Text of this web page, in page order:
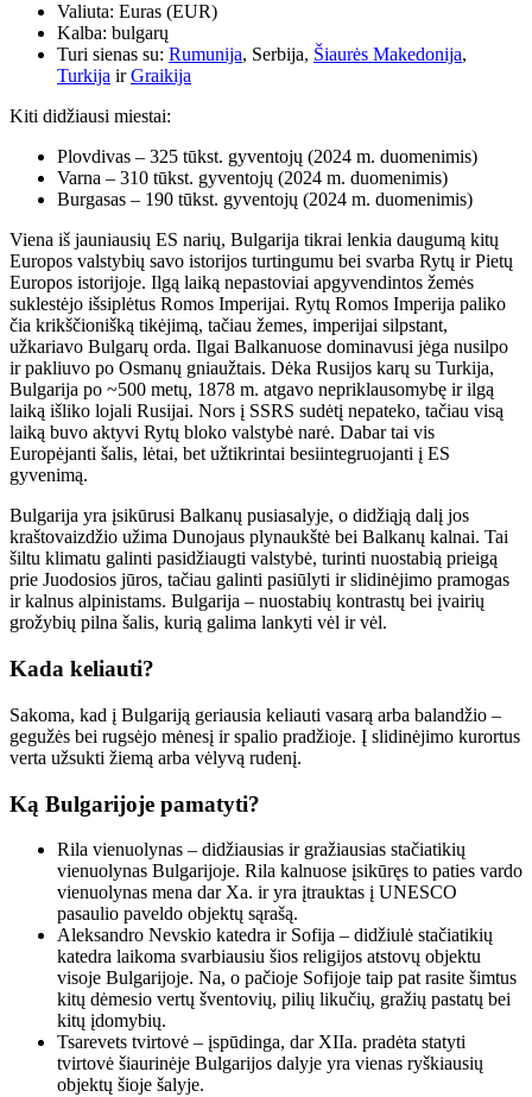
Valiuta: Euras (EUR)
Kalba: bulgarų
Turi sienas su: Rumunija, Serbija, Šiaurės Makedonija,
Turkija irGraikija
Kiti didžiausi miestai:
Plovdivas – 325 tūkst. gyventojų (2024 m. duomenimis)
Varna – 310 tūkst. gyventojų (2024 m. duomenimis)
Burgasas – 190 tūkst. gyventojų (2024 m. duomenimis)
Viena iš jauniausių ES narių, Bulgarija tikrai lenkia daugumą kitų
Europos valstybių savo istorijos turtingumu bei svarba Rytų ir Pietų
Europos istorijoje. Ilgą laiką nepastoviai apgyvendintos žemės
suklestėjo išsiplėtus Romos Imperijai. Rytų Romos Imperija paliko
čia krikščionišką tikėjimą, tačiau žemes, imperijai silpstant,
užkariavo Bulgarų orda. Ilgai Balkanuose dominavusi jėga nusilpo
ir pakliuvo po Osmanų gniaužtais. Dėka Rusijos karų su Turkija,
Bulgarija po ~500 metų, 1878 m. atgavo nepriklausomybę ir ilgą
laiką išliko lojali Rusijai. Nors į SSRS sudėtį nepateko, tačiau visą
laiką buvo aktyvi Rytų bloko valstybė narė. Dabar tai vis
Europėjanti šalis, lėtai, bet užtikrintai besiintegruojanti į ES
gyvenimą.
Bulgarija yra įsikūrusi Balkanų pusiasalyje, o didžiąją dalį jos
kraštovaizdžio užima Dunojaus plynaukštė bei Balkanų kalnai. Tai
šiltu klimatu galinti pasidžiaugti valstybė, turinti nuostabią prieigą
prie Juodosios jūros, tačiau galinti pasiūlyti ir slidinėjimo pramogas
ir kalnus alpinistams. Bulgarija – nuostabių kontrastų bei įvairių
grožybių pilna šalis, kurią galima lankyti vėl ir vėl.
Kada keliauti?
Sakoma, kad į Bulgariją geriausia keliauti vasarą arba balandžio –
gegužės bei rugsėjo mėnesį ir spalio pradžioje. Į slidinėjimo kurortus
verta užsukti žiemą arba vėlyvą rudenį.
Ką Bulgarijoje pamatyti?
Rila vienuolynas – didžiausias ir gražiausias stačiatikių
vienuolynas Bulgarijoje. Rila kalnuose įsikūręs to paties vardo
vienuolynas mena dar Xa. ir yra įtrauktas į UNESCO
pasaulio paveldo objektų sąrašą.
Aleksandro Nevskio katedra ir Sofija – didžiulė stačiatikių
katedra laikoma svarbiausiu šios religijos atstovų objektu
visoje Bulgarijoje. Na, o pačioje Sofijoje taip pat rasite šimtus
kitų dėmesio vertų šventovių, pilių likučių, gražių pastatų bei
kitų įdomybių.
Tsarevets tvirtovė – įspūdinga, dar XIIa. pradėta statyti
tvirtovė šiaurinėje Bulgarijos dalyje yra vienas ryškiausių
objektų šioje šalyje.